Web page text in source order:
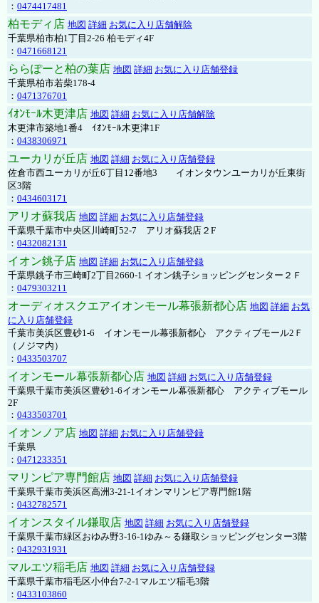
： 0474417481
柏モディ店 地図 詳細 お気に入り店舗解除
千葉県柏市柏1丁目2-26 柏モディ4F
： 0471668121
ららぽーと柏の葉店 地図 詳細 お気に入り店舗登録
千葉県柏市若柴178-4
： 0471376701
ｲｵﾝﾓｰﾙ木更津店 地図 詳細 お気に入り店舗解除
木更津市築地1番4 ｲｵﾝﾓｰﾙ木更津1F
： 0438306971
ユーカリが丘店 地図 詳細 お気に入り店舗登録
佐倉市西ユーカリが丘6丁目12番地3 イオンタウンユーカリが丘東街
区3階
： 0434603171
アリオ蘇我店 地図 詳細 お気に入り店舗登録
千葉県千葉市中央区川崎町52-7 アリオ蘇我店２F
： 0432082131
イオン銚子店 地図 詳細 お気に入り店舗登録
千葉県銚子市三崎町2丁目2660-1 イオン銚子ショッピングセンター２Ｆ
： 0479303211
オーディオスクエアイオンモール幕張新都心店 地図 詳細 お気
に入り店舗登録
千葉市美浜区豊砂1-6 イオンモール幕張新都心 アクティブモール2Ｆ
（ノジマ内）
： 0433503707
イオンモール幕張新都心店 地図 詳細 お気に入り店舗登録
千葉県千葉市美浜区豊砂1-6イオンモール幕張新都心 アクティブモール
2F
： 0433503701
イオンノア店 地図 詳細 お気に入り店舗登録
千葉県
： 0471233351
マリンピア専門館店 地図 詳細 お気に入り店舗登録
千葉県千葉市美浜区高洲3-21-1イオンマリンピア専門館1階
： 0432782571
イオンスタイル鎌取店 地図 詳細 お気に入り店舗登録
千葉県千葉市緑区おゆみ野3-16-1ゆみ～る鎌取ショッピングセンター3階
： 0432931931
マルエツ稲毛店 地図 詳細 お気に入り店舗登録
千葉県千葉市稲毛区小仲台7-2-1マルエツ稲毛3階
： 0433103860